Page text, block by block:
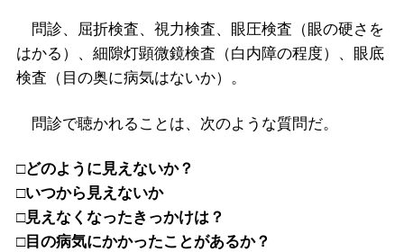
問診、屈折検査、視力検査、眼圧検査（眼の硬さを
はかる）、細隙灯顕微鏡検査（白内障の程度）、眼底
検査（目の奥に病気はないか）。
問診で聴かれることは、次のような質問だ。
□どのように見えないか？
□いつから見えないか
□見えなくなったきっかけは？
□目の病気にかかったことがあるか？